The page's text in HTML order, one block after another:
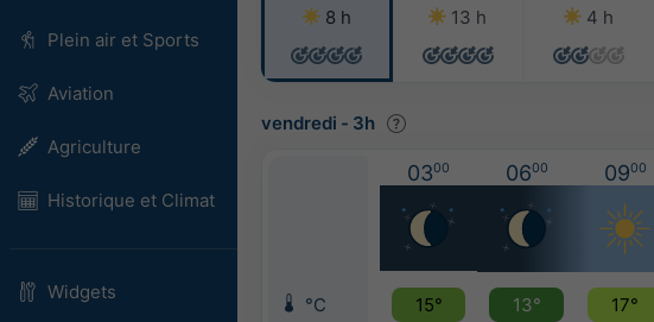
Plein air et Sports
Aviation
Agriculture
Historique et Climat
Widgets
8 h
13 h
4 h
vendredi - 3h
0300 0600 0900
°C 15° 13° 17°